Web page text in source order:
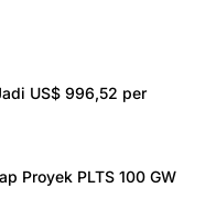
US$ 996,52 per
Proyek PLTS 100 GW